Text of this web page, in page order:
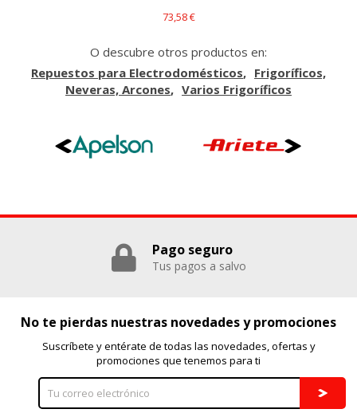
73,58 €
O descubre otros productos en:
Repuestos para Electrodomésticos
Frigoríficos,
Neveras, Arcones
Varios Frigoríficos
Pago seguro
Tus pagos a salvo
No te pierdas nuestras novedades y promociones
Suscríbete y entérate de todas las novedades, ofertas y
promociones que tenemos para ti
GUARDAR CONFIGURACIÓN
Puedes volver a configurar tus cookies desde la sección
"Configuración de cookies" al pie de la página. También puedes
consultar nuestra